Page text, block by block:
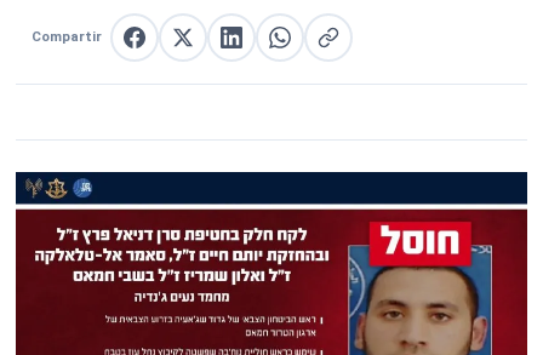
Compartir Compartir en Facebook
Compartir en X
Compartir en LinkedIn
Compartir en WhatsApp
Copiar enlace